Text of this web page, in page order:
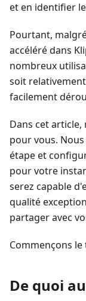
et en identifier
Pourtant,
accéléré dans
nombreux
soit
facilement
Dans cet
pour vous.
étape et
pour votre
serez capable
qualité
partager avec
Commençons
De quoi